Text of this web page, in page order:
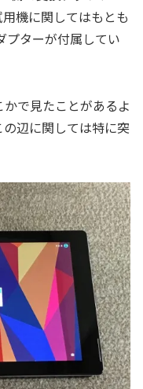
機に関してはもとも
プターが付属してい
で見たことがあるよ
辺に関しては特に突